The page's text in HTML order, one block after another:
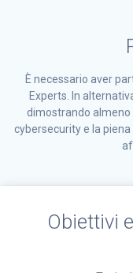
È necessario aver
Experts. In
dimostrando almeno
cybersecurity e la
Obiettivi